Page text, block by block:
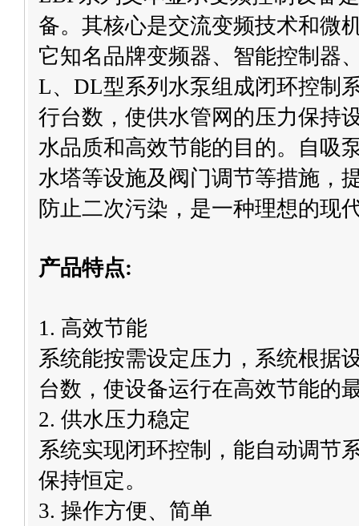
备。其核心是交流变频技术和微
它知名品牌变频器、智能控制器
L、DL型系列水泵组成闭环控制
行台数，使供水管网的压力保持
水品质和高效节能的目的。
自吸
水塔等设施及阀门调节等措施，
防止二次污染，是一种理想的现
产品特点:
1. 高效节能
系统能按需设定压力，系统根据
台数，使设备运行在高效节能的
2. 供水压力稳定
系统实现闭环控制，能自动调节
保持恒定。
3. 操作方便、简单